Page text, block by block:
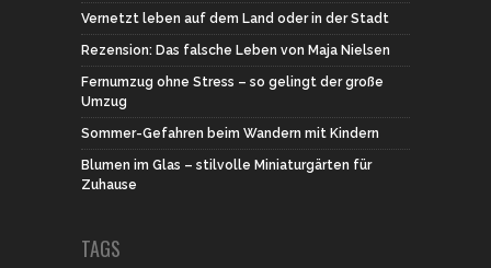
Vernetzt leben auf dem Land oder in der Stadt
Rezension: Das falsche Leben von Maja Nielsen
Fernumzug ohne Stress – so gelingt der große
Umzug
Sommer-Gefahren beim Wandern mit Kindern
Blumen im Glas – stilvolle Miniaturgärten für
Zuhause
TAGS